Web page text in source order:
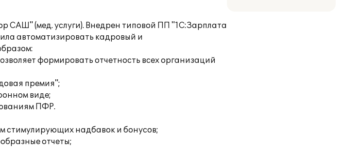
(мед. услуги). Внедрен типовой ПП "1С:Зарплата
автоматизировать кадровый и
формировать отчетность всех организаций
премия";
виде;
ПФР.
стимулирующих надбавок и бонусов;
отчеты;